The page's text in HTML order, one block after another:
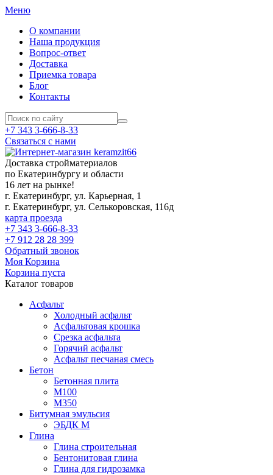
Меню
О компании
Наша продукция
Вопрос-ответ
Доставка
Приемка товара
Блог
Контакты
+7 343 3-666-8-33
Связаться с нами
Доставка стройматериалов
по Екатеринбургу и области
16 лет на рынке!
г. Екатеринбург, ул. Карьерная, 1
г. Екатеринбург, ул. Селькоровская, 116д
карта проезда
+7 343 3-666-8-33
+7 912 28 28 399
Обратный звонок
Моя Корзина
Корзина пуста
Каталог товаров
Асфальт
Холодный асфальт
Асфальтовая крошка
Срезка асфальта
Горячий асфальт
Асфальт песчаная смесь
Бетон
Бетонная плита
М100
М350
Битумная эмульсия
ЭБДК М
Глина
Глина строительная
Бентонитовая глина
Глина для гидрозамка